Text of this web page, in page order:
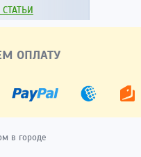
ОПЛАТУ
в городе